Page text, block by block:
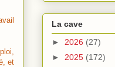
et
La cave
► 2026 (27)
► 2025 (172)